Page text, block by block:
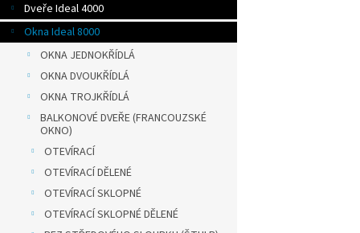
Dveře Ideal 4000
Okna Ideal 8000
OKNA JEDNOKŘÍDLÁ
OKNA DVOUKŘÍDLÁ
OKNA TROJKŘÍDLÁ
BALKONOVÉ DVEŘE (FRANCOUZSKÉ
OKNO)
OTEVÍRACÍ
OTEVÍRACÍ DĚLENÉ
OTEVÍRACÍ SKLOPNÉ
OTEVÍRACÍ SKLOPNÉ DĚLENÉ